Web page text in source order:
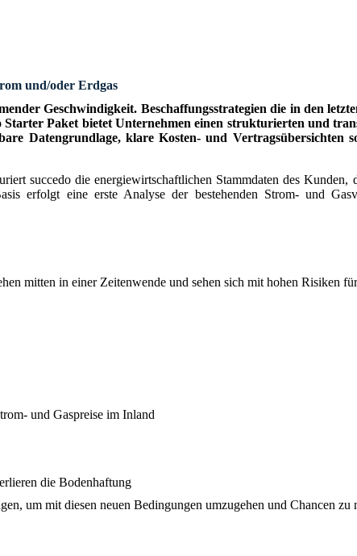
und/oder Erdgas
Geschwindigkeit. Beschaffungsstrategien die in den
Paket bietet Unternehmen einen strukturierten und
Datengrundlage, klare Kosten- und Vertragsübersichten
succedo die energiewirtschaftlichen Stammdaten des
erfolgt eine erste Analyse der bestehenden Strom- und
mitten in einer Zeitenwende und sehen sich mit hohen Risiken
und Gaspreise im Inland
die Bodenhaftung
um mit diesen neuen Bedingungen umzugehen und Chancen zu